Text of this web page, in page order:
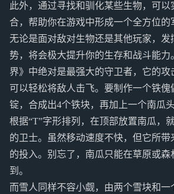
此外，通过寻找和驯化某些生物，可
合，帮助你在游戏中形成一个全方位的
无论是面对敌对生物还是其他玩家，发
势，将会极大提升你的生存和战斗能
界》中绝对是最强大的守卫者，它的攻
可以轻松将敌人击飞。要制作一个铁傀
锭，合成出4个铁块，再加上一个南瓜
根据“T”字形排列，在顶部放置南瓜，
的卫士。虽然移动速度不快，但它所
的投入。别忘了，南瓜只能在草原或森
到。
而雪人同样不容小觑，由两个雪块和一